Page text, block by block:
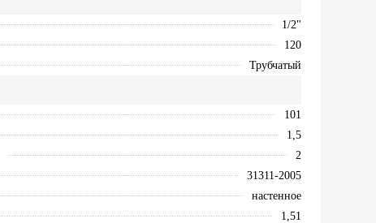
1/2"
120
Трубчатый
101
1,5
2
31311-2005
настенное
1,51